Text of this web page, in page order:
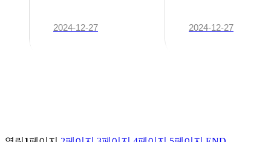
2024-12-27 2024-12-27